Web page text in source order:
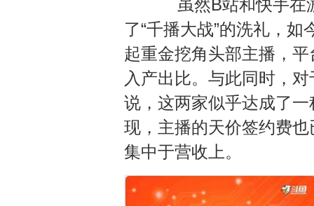
虽然B站和快手在游
了“千播大战”的洗礼，
起重金挖角头部主播，
入产出比。与此同时，
说，这两家似乎达成了
现，主播的天价签约费
集中于营收上。